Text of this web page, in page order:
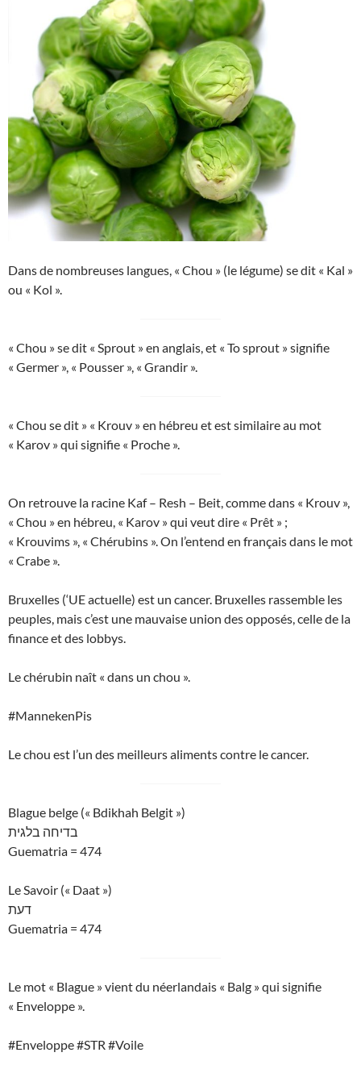
Dans de nombreuses langues, « Chou » (le légume) se dit « Kal »
ou « Kol ».
« Chou » se dit « Sprout » en anglais, et « To sprout » signifie
« Germer », « Pousser », « Grandir ».
« Chou se dit » « Krouv » en hébreu et est similaire au mot
« Karov » qui signifie « Proche ».
On retrouve la racine Kaf – Resh – Beit, comme dans « Krouv »,
« Chou » en hébreu, « Karov » qui veut dire « Prêt » ;
« Krouvims », « Chérubins ». On l’entend en français dans le mot
« Crabe ».
Bruxelles (‘UE actuelle) est un cancer. Bruxelles rassemble les
peuples, mais c’est une mauvaise union des opposés, celle de la
finance et des lobbys.
Le chérubin naît « dans un chou ».
#MannekenPis
Le chou est l’un des meilleurs aliments contre le cancer.
Blague belge (« Bdikhah Belgit »)
בדיחה בלגית
Guematria = 474
Le Savoir (« Daat »)
דעת
Guematria = 474
Le mot « Blague » vient du néerlandais « Balg » qui signifie
« Enveloppe ».
#Enveloppe #STR #Voile